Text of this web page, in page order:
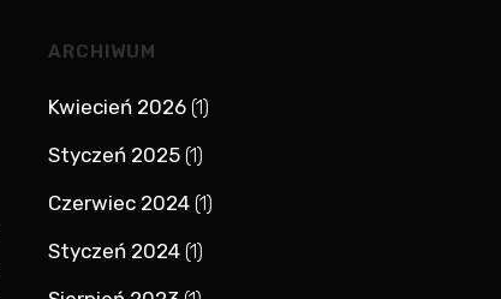
ARCHIWUM
Kwiecień 2026 (1)
Styczeń 2025 (1)
Czerwiec 2024 (1)
Styczeń 2024 (1)